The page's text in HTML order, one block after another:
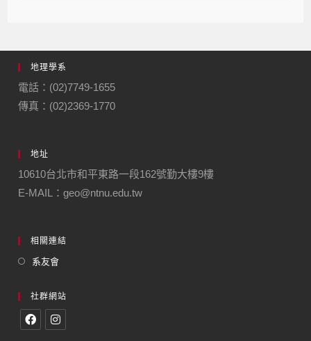
地理學系
電話：(02)7749-1655
傳真：(02)2369-1770
地址
10610台北市和平東路一段162號勤大樓9樓
E-MAIL：geo@ntnu.edu.tw
相關連結
系友會
社群網站